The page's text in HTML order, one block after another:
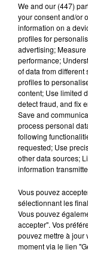
Lecture
100%
6 janvier 2024 -
L'AGENDA
We and our (447)
your consent and/or
information on a
profiles for
advertising;
performance;
of data from
profiles to
content; Use limited
detect fraud, and fix
Save and
process personal
following
requested; Use
other data sources;
information
Vous pouvez
sélectionnant les
Vous pouvez
accepter". Vos
pouvez mettre à jour
moment via le lien